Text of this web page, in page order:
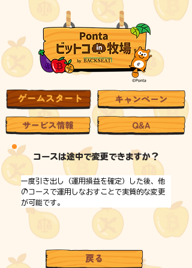
コースは途中で変更できますか？
一度引き出し（運用損益を確定）した後、他
のコースで運用しなおすことで実質的な変更
が可能です。